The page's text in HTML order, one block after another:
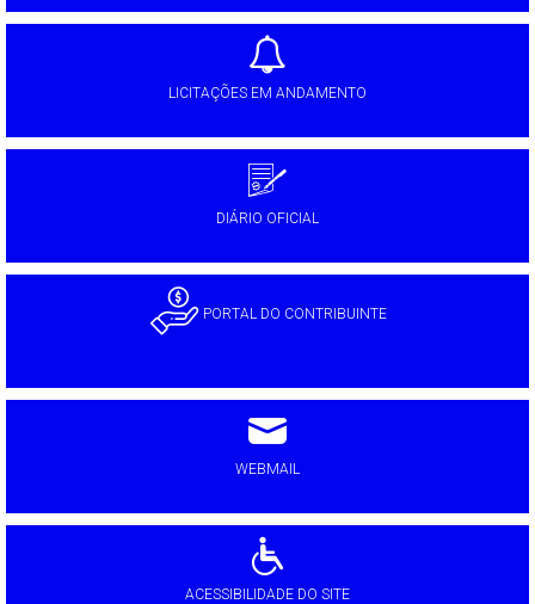
LICITAÇÕES EM ANDAMENTO
DIÁRIO OFICIAL
PORTAL DO CONTRIBUINTE
WEBMAIL
ACESSIBILIDADE DO SITE